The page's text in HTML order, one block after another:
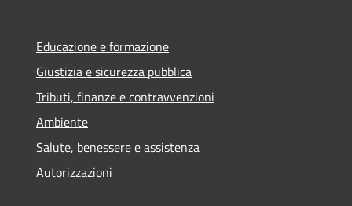
Educazione e formazione
Giustizia e sicurezza pubblica
Tributi, finanze e contravvenzioni
Ambiente
Salute, benessere e assistenza
Autorizzazioni